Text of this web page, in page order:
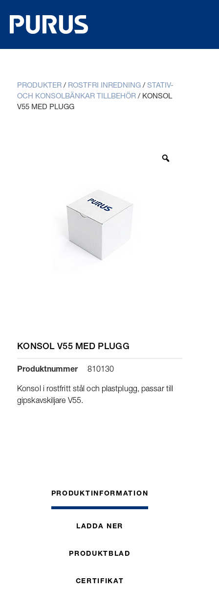
PRODUKTER / ROSTFRI INREDNING / STATIV-
OCH KONSOLBÄNKAR TILLBEHÖR / KONSOL
V55 MED PLUGG
KONSOL V55 MED PLUGG
Produktnummer 810130
Konsol i rostfritt stål och plastplugg, passar till
gipskavskiljare V55.
PRODUKTINFORMATION
LADDA NER
PRODUKTBLAD
CERTIFIKAT